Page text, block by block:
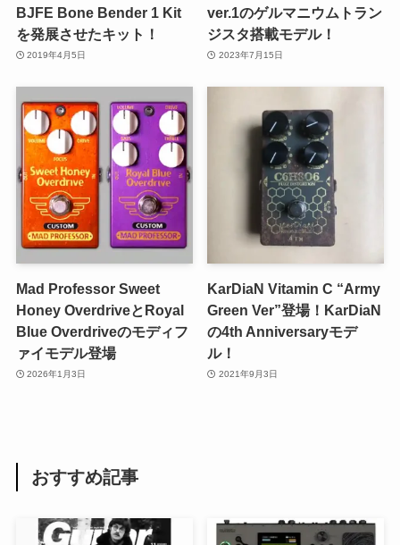
BJFE Bone Bender 1 Kit
を発展させたキット！
2019年4月5日
ver.1のゲルマニウムトラン
ジスタ搭載モデル！
2023年7月15日
Mad Professor Sweet
Honey OverdriveとRoyal
Blue Overdriveのモディフ
ァイモデル登場
2026年1月3日
KarDiaN Vitamin C “Army
Green Ver”登場！KarDiaN
の4th Anniversaryモデ
ル！
2021年9月3日
おすすめ記事